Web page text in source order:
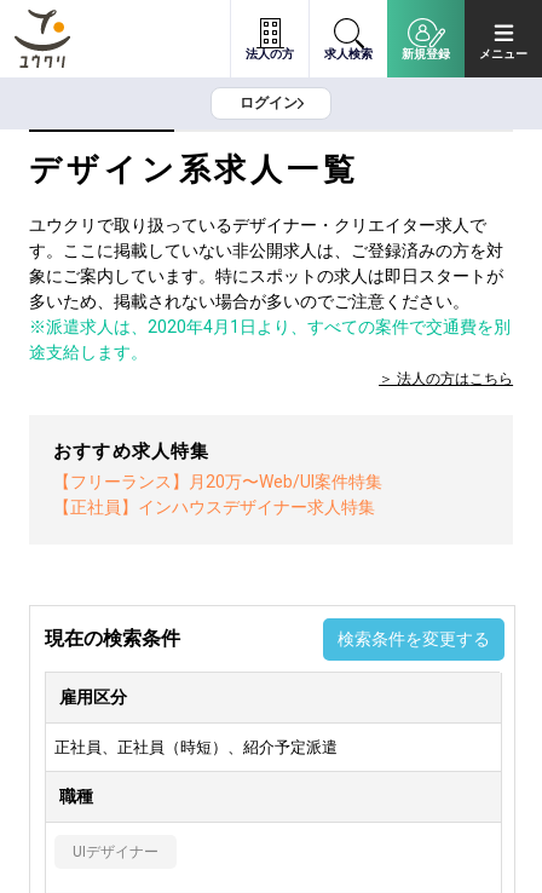
法人の方 求人検索 新規登録 メニュー
ログイン
デザイン系求人一覧
ユウクリで取り扱っているデザイナー・クリエイター求人で
す。ここに掲載していない非公開求人は、ご登録済みの方を対
象にご案内しています。特にスポットの求人は即日スタートが
多いため、掲載されない場合が多いのでご注意ください。
※派遣求人は、2020年4月1日より、すべての案件で交通費を別
途支給します。
法人の方はこちら
おすすめ求人特集
【フリーランス】月20万〜Web/UI案件特集
【正社員】インハウスデザイナー求人特集
現在の検索条件 検索条件を変更する
雇用区分
正社員、正社員（時短）、紹介予定派遣
職種
UIデザイナー